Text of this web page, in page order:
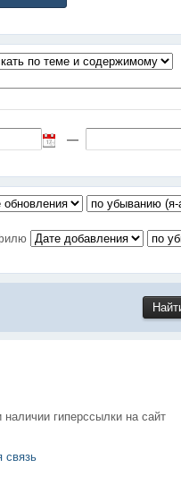
—
гиперссылки на сайт
связь